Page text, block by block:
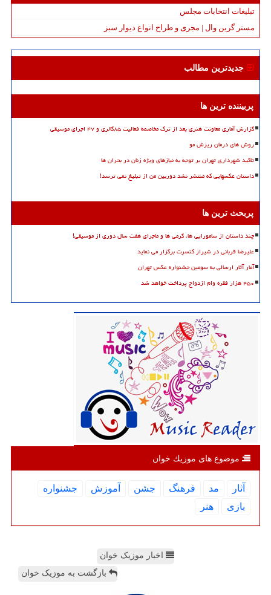
تبلیغات انتخابات مجلس
مستر گرین وال | مجری و طراح انواع دیوار سبز
جدیدترین مطالب
پربیننده ترین ها
گزارش آماری معاونت هنری بعد از ترک مخاصمه فعالیت ۸۵گالری و ۴۷ اجرای موسیقی
روش های درمان ریزش مو
تاکید شهرداری تهران بر توجه به نیازهای ویژه زنان در بحران ها
داستان عکسهایی که منتشر نشد دوربین من از تبلیغ نمی ترسد!
پربحث ترین ها
چند داستان از سامورایی ها، گرمی ها و ماجرای هفت سال دوری از موسیقی!
علیرضا قربانی در شیراز کنسرت برگزار می نماید
آمار آثار ارسالی به سومین جشنواره عکس تهران
۴۵۰ هزار فقره وام ازدواج پرداخت خواهد شد
موضوع های موزیك خوان
آثار مد فرهنگ جشن آموزش
جشنواره
بازی
هنر
اخبار موزیک خوان
بازگشت به موزیک خوان